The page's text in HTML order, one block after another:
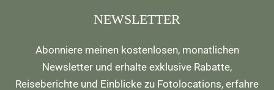
NEWSLETTER
Abonniere meinen kostenlosen, monatlichen
Newsletter und erhalte exklusive Rabatte,
Reiseberichte und Einblicke zu Fotolocations, erfahre